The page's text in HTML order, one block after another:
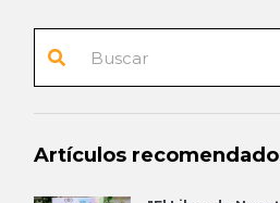
Artículos